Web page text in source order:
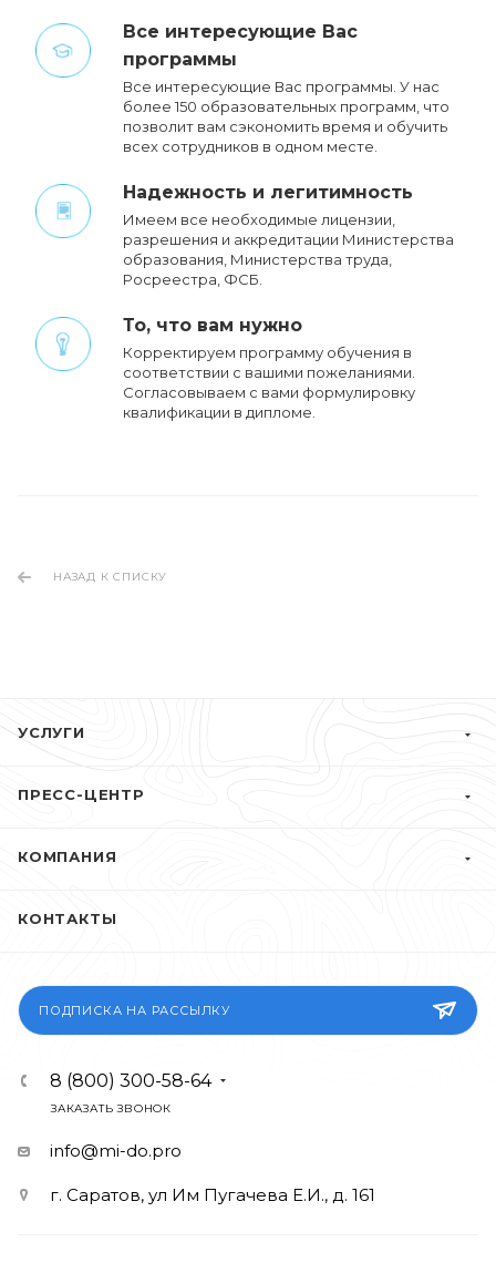
Все интересующие Вас
программы
Все интересующие Вас программы. У нас
более 150 образовательных программ, что
позволит вам сэкономить время и обучить
всех сотрудников в одном месте.
Надежность и легитимность
Имеем все необходимые лицензии,
разрешения и аккредитации Министерства
образования, Министерства труда,
Росреестра, ФСБ.
То, что вам нужно
Корректируем программу обучения в
соответствии с вашими пожеланиями.
Cогласовываем с вами формулировку
квалификации в дипломе.
НАЗАД К СПИСКУ
УСЛУГИ
ПРЕСС-ЦЕНТР
КОМПАНИЯ
КОНТАКТЫ
ПОДПИСКА НА РАССЫЛКУ
8 (800) 300-58-64
ЗАКАЗАТЬ ЗВОНОК
info@mi-do.pro
г. Саратов, ул Им Пугачева Е.И., д. 161